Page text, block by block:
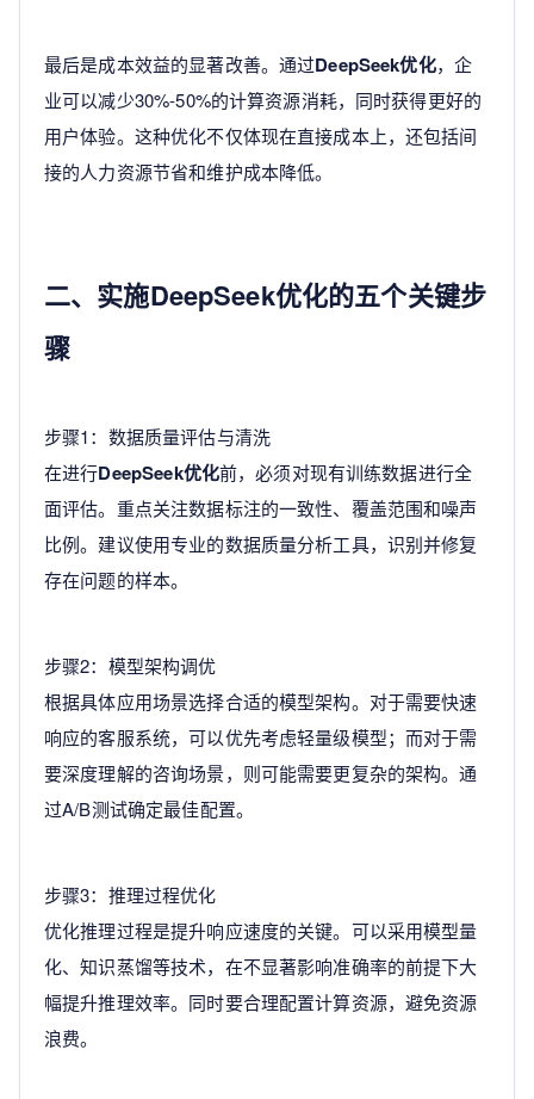
最后是成本效益的显著改善。通过DeepSeek优化，企
业可以减少30%-50%的计算资源消耗，同时获得更好的
用户体验。这种优化不仅体现在直接成本上，还包括间
接的人力资源节省和维护成本降低。
二、实施DeepSeek优化的五个关键步
骤
步骤1：数据质量评估与清洗
在进行DeepSeek优化前，必须对现有训练数据进行全
面评估。重点关注数据标注的一致性、覆盖范围和噪声
比例。建议使用专业的数据质量分析工具，识别并修复
存在问题的样本。
步骤2：模型架构调优
根据具体应用场景选择合适的模型架构。对于需要快速
响应的客服系统，可以优先考虑轻量级模型；而对于需
要深度理解的咨询场景，则可能需要更复杂的架构。通
过A/B测试确定最佳配置。
步骤3：推理过程优化
优化推理过程是提升响应速度的关键。可以采用模型量
化、知识蒸馏等技术，在不显著影响准确率的前提下大
幅提升推理效率。同时要合理配置计算资源，避免资源
浪费。